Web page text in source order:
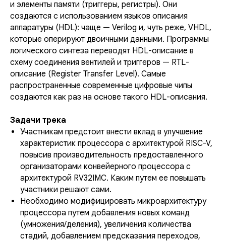
и элементы памяти (триггеры, регистры). Они
создаются с использованием языков описания
аппаратуры (HDL): чаще — Verilog и, чуть реже, VHDL,
которые оперируют двоичными данными. Программы
логического синтеза переводят HDL-описание в
схему соединения вентилей и триггеров — RTL-
описание (Register Transfer Level). Самые
распространенные современные цифровые чипы
создаются как раз на основе такого HDL-описания.
Задачи трека
Участникам предстоит внести вклад в улучшение
характеристик процессора с архитектурой RISC-V,
повысив производительность предоставленного
организаторами конвейерного процессора с
архитектурой RV32IMC. Каким путем ее повышать
участники решают сами.
Необходимо модифицировать микроархитектуру
процессора путем добавления новых команд
(умножения/деления), увеличения количества
стадий, добавлением предсказания переходов,